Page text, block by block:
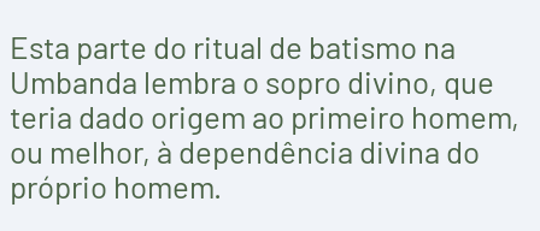
Esta parte do ritual de batismo na
Umbanda lembra o sopro divino, que
teria dado origem ao primeiro homem,
ou melhor, à dependência divina do
próprio homem.